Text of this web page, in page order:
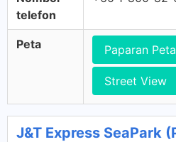
telefon
Peta Paparan Peta
Street View
J&T Express SeaPark